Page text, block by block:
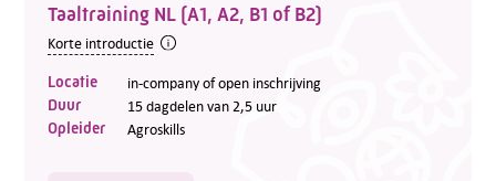
Taaltraining NL (A1, A2, B1 of B2)
Korte introductie
Locatie in-company of open inschrijving
Duur 15 dagdelen van 2,5 uur
Opleider Agroskills